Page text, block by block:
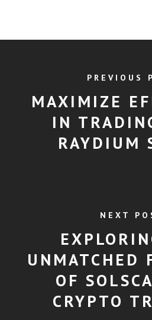
PREVIOUS
MAXIMIZE
IN
RAYDIUM
NEXT
UNMATCHED
OF
CRYPTO